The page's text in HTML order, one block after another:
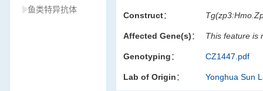
鱼类特异抗体
Construct：
Affected Gene(s)： This feature is
Genotyping： CZ1447.pdf
Lab of Origin： Yonghua Sun